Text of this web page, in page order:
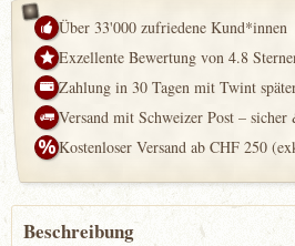
Über 33'000 zufriedene Kund*innen
Exzellente Bewertung von 4.8
Zahlung in 30 Tagen mit Twint
Versand mit Schweizer Post – sicher
Kostenloser Versand ab CHF 250
Beschreibung